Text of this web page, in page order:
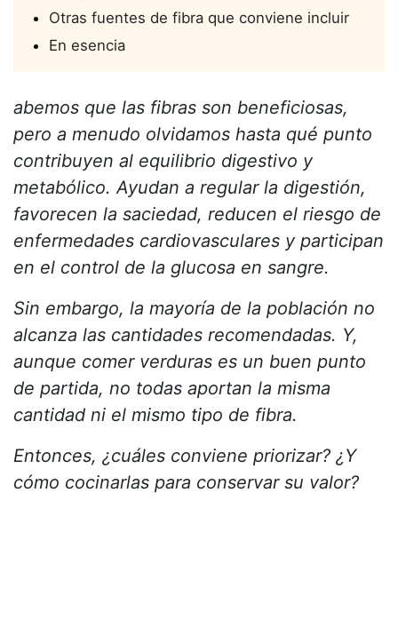
Otras fuentes de fibra que conviene incluir
En esencia
abemos que las fibras son beneficiosas,
pero a menudo olvidamos hasta qué punto
contribuyen al equilibrio digestivo y
metabólico. Ayudan a regular la digestión,
favorecen la saciedad, reducen el riesgo de
enfermedades cardiovasculares y participan
en el control de la glucosa en sangre.
Sin embargo, la mayoría de la población no
alcanza las cantidades recomendadas. Y,
aunque comer verduras es un buen punto
de partida, no todas aportan la misma
cantidad ni el mismo tipo de fibra.
Entonces, ¿cuáles conviene priorizar? ¿Y
cómo cocinarlas para conservar su valor?